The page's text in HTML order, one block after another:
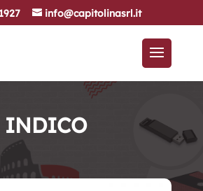
info@capitolinasrl.it
INDICO